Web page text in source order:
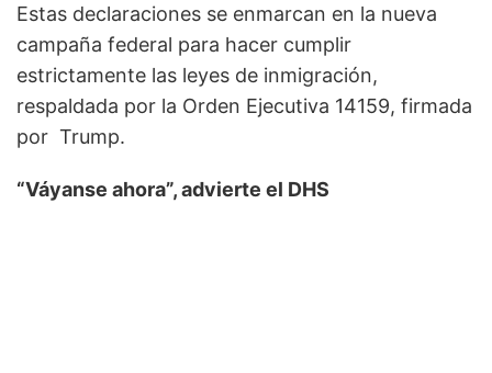
Estas declaraciones se enmarcan en la nueva
campaña federal para hacer cumplir
estrictamente las leyes de inmigración,
respaldada por la Orden Ejecutiva 14159, firmada
por Trump.
“Váyanse ahora”, advierte el DHS